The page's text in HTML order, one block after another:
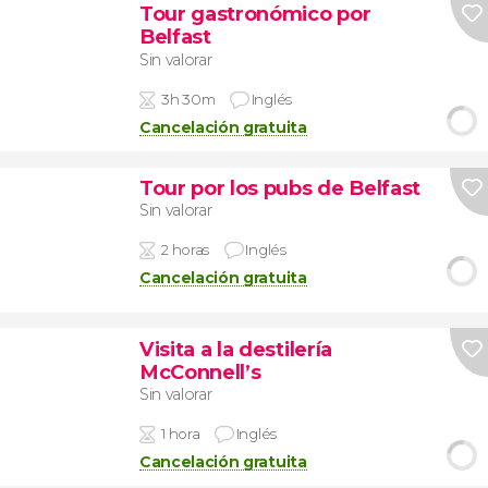
Tour gastronómico por
Belfast
Sin valorar
3h 30m Inglés
Cancelación gratuita
Tour por los pubs de Belfast
Sin valorar
2 horas Inglés
Cancelación gratuita
Visita a la destilería
McConnell’s
Sin valorar
1 hora Inglés
Cancelación gratuita